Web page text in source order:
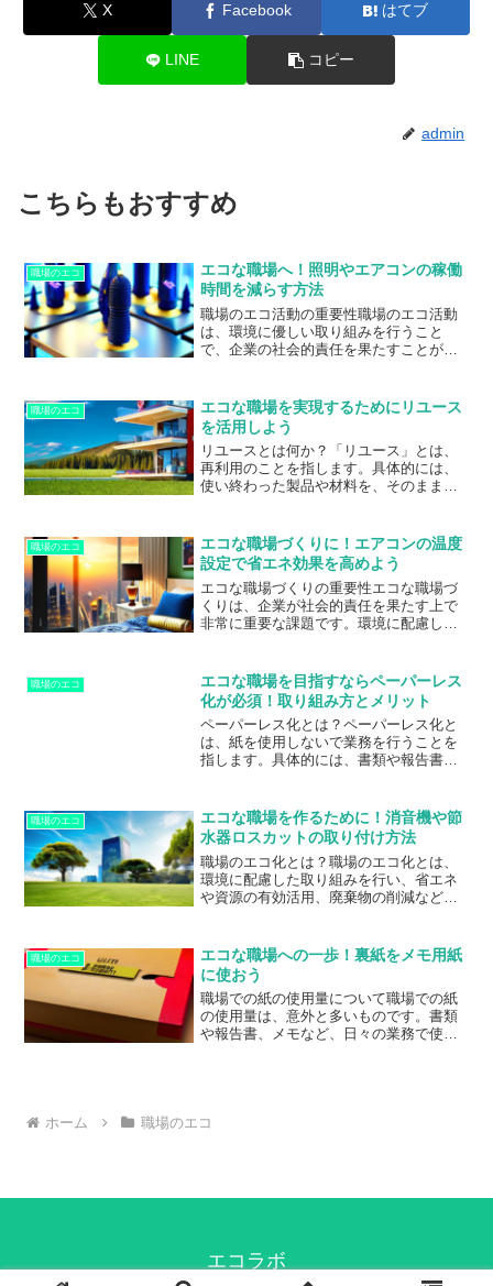
X Facebook はてブ
LINE コピー
admin
こちらもおすすめ
職場のエコ
エコな職場へ！照明やエアコンの稼働
時間を減らす方法
職場のエコ活動の重要性職場のエコ活動
は、環境に優しい取り組みを行うこと
で、企業の社会的責任を果たすことがで
コ活動はコスト削減にもつながります。
例えば、照明やエアコンの稼働時間を減
らすことで、電気代を削減することがで
きます。また、紙の使用量を減らすこと
で、印刷コストを削減することもできま
す。職場のエコ活動は、企業の持続可能
ことは、職場の...
職場のエコ
エコな職場を実現するためにリユース
を活用しよう
リユースとは何か？「リユース」とは、
再利用のことを指します。具体的には、
使い終わった製品や材料を、そのまま再
ば、オフィスで使われる紙やプラスチッ
ク製品は、一度使われた後に捨てられる
ことが多いですが、これらをリユースす
ることで、新たな資源を使わずに済みま
す。また、古い家具や機器を修理して再
利用することも、リユースの一例です。
た、リユースによ...
職場のエコ
エコな職場づくりに！エアコンの温度
設定で省エネ効果を高めよう
エコな職場づくりの重要性エコな職場づ
くりは、企業が社会的責任を果たす上で
非常に重要な課題です。環境に配慮した
果を高めることが大切です。エアコンの
温度設定を適切に行うことで、電力消費
量を抑えることができます。また、省エ
ネ効果を高めるためには、従業員の意識
改革も必要です。例えば、エアコンの温
度設定を変更することによって、快適な
りは、企業の...
職場のエコ
エコな職場を目指すならペーパーレス
化が必須！取り組み方とメリット
ペーパーレス化とは？ペーパーレス化と
は、紙を使用しないで業務を行うことを
指します。具体的には、書類や報告書、
レージなどを利用して共有することが挙
げられます。ペーパーレス化には、環境
保護やコスト削減、業務効率化などのメ
リットがあります。例えば、紙を使用し
ないことで、森林伐採や廃棄物の削減に
つながり、環境に優しい職場を実現する
ことができ、経...
職場のエコ
エコな職場を作るために！消音機や節
水器ロスカットの取り付け方法
職場のエコ化とは？職場のエコ化とは、
環境に配慮した取り組みを行い、省エネ
や資源の有効活用、廃棄物の削減などを
ても重要な課題であり、地球環境保全に
も貢献することができます。具体的に
は、消音機や節水器、ロスカットなどの
設備を導入することで、省エネや資源の
有効活用を図ることができます。また、
紙の使用量を減らすために、デジタル化
職場のエコ
エコな職場への一歩！裏紙をメモ用紙
に使おう
職場での紙の使用量について職場での紙
の使用量は、意外と多いものです。書類
や報告書、メモなど、日々の業務で使用
して再利用することをおすすめします。
ホーム 職場のエコ
エコラボ